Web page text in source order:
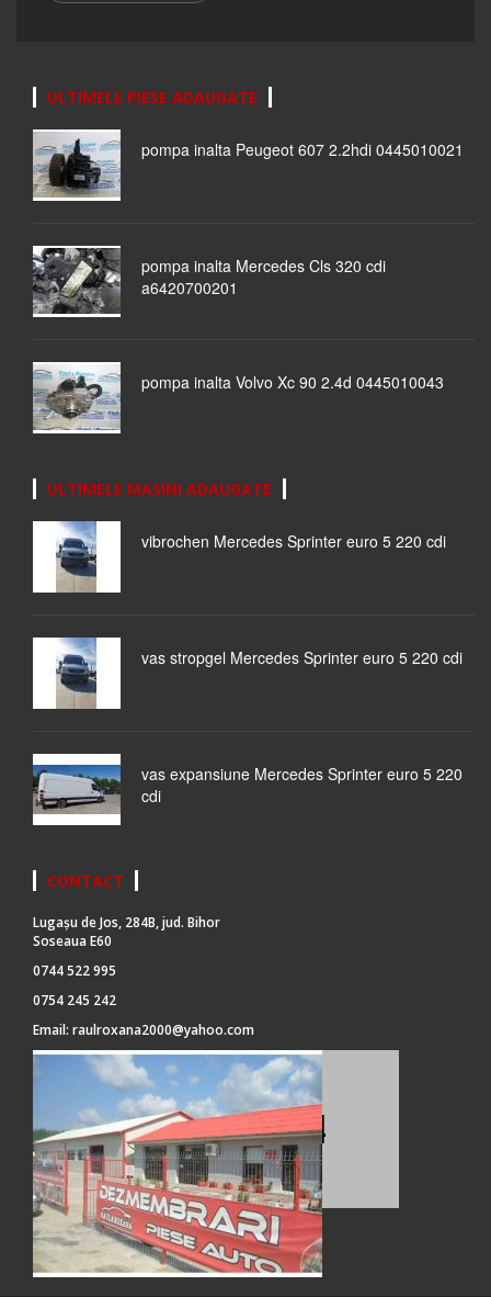
ULTIMELE PIESE ADAUGATE
pompa inalta Peugeot 607 2.2hdi 0445010021
pompa inalta Mercedes Cls 320 cdi
a6420700201
pompa inalta Volvo Xc 90 2.4d 0445010043
ULTIMELE MASINI ADAUGATE
vibrochen Mercedes Sprinter euro 5 220 cdi
vas stropgel Mercedes Sprinter euro 5 220 cdi
vas expansiune Mercedes Sprinter euro 5 220
cdi
CONTACT
Lugașu de Jos, 284B, jud. Bihor
Soseaua E60
0744 522 995
0754 245 242
Email: raulroxana2000@yahoo.com